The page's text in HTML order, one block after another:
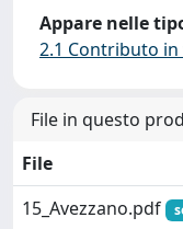
Appare nelle
2.1 Contributo
File in questo
File
15_Avezzano.pdf